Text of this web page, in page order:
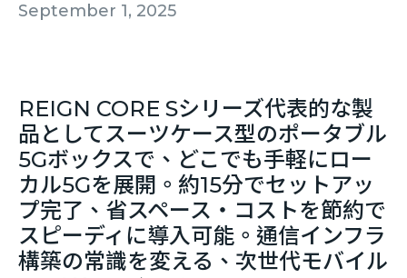
September 1, 2025
REIGN CORE Sシリーズ代表的な製
品としてスーツケース型のポータブル
5Gボックスで、どこでも手軽にロー
カル5Gを展開。約15分でセットアッ
プ完了、省スペース・コストを節約で
スピーディに導入可能。通信インフラ
構築の常識を変える、次世代モバイル